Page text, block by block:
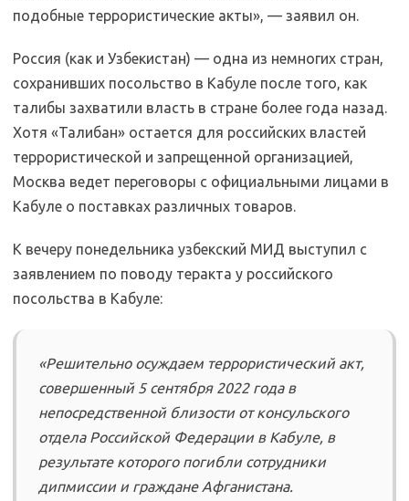
подобные террористические акты», — заявил он.
Россия (как и Узбекистан) — одна из немногих стран,
сохранивших посольство в Кабуле после того, как
талибы захватили власть в стране более года назад.
Хотя «Талибан» остается для российских властей
террористической и запрещенной организацией,
Москва ведет переговоры с официальными лицами в
Кабуле о поставках различных товаров.
К вечеру понедельника узбекский МИД выступил с
заявлением по поводу теракта у российского
посольства в Кабуле:
«Решительно осуждаем террористический акт,
совершенный 5 сентября 2022 года в
непосредственной близости от консульского
отдела Российской Федерации в Кабуле, в
результате которого погибли сотрудники
дипмиссии и граждане Афганистана.